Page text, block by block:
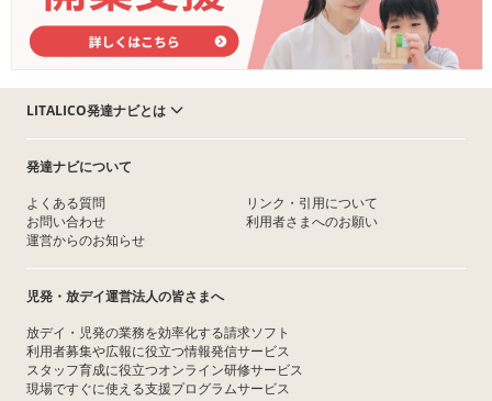
LITALICO発達ナビとは
発達ナビについて
よくある質問
お問い合わせ
運営からのお知らせ
リンク・引用について
利用者さまへのお願い
児発・放デイ運営法人の皆さまへ
放デイ・児発の業務を効率化する請求ソフト
利用者募集や広報に役立つ情報発信サービス
スタッフ育成に役立つオンライン研修サービス
現場ですぐに使える支援プログラムサービス